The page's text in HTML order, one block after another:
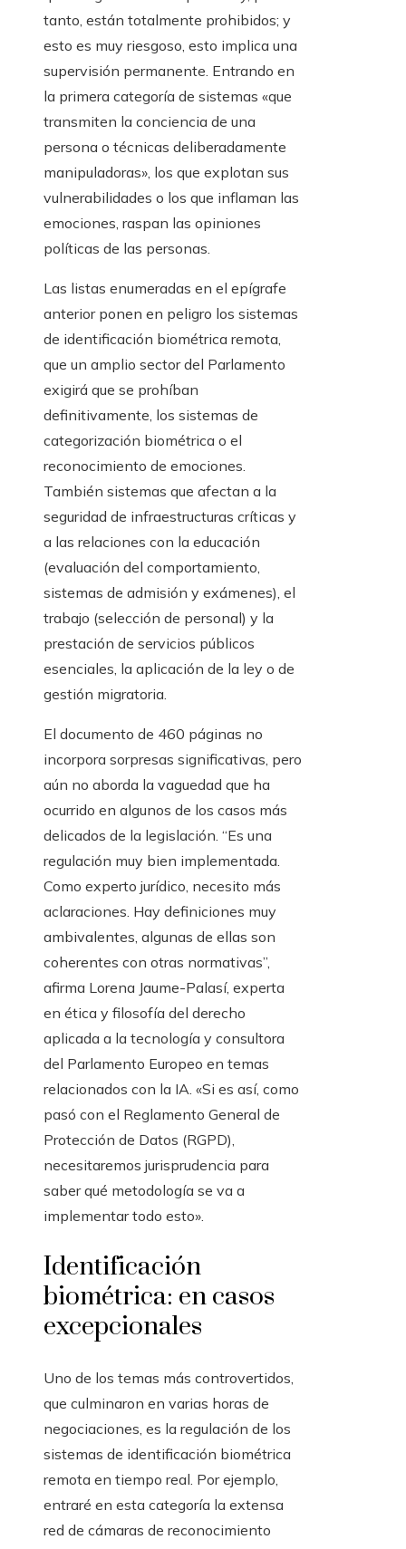
tanto, están totalmente prohibidos; y
esto es muy riesgoso, esto implica una
supervisión permanente. Entrando en
la primera categoría de sistemas «que
transmiten la conciencia de una
persona o técnicas deliberadamente
manipuladoras», los que explotan sus
vulnerabilidades o los que inflaman las
emociones, raspan las opiniones
políticas de las personas.
Las listas enumeradas en el epígrafe
anterior ponen en peligro los sistemas
de identificación biométrica remota,
que un amplio sector del Parlamento
exigirá que se prohíban
definitivamente, los sistemas de
categorización biométrica o el
reconocimiento de emociones.
También sistemas que afectan a la
seguridad de infraestructuras críticas y
a las relaciones con la educación
(evaluación del comportamiento,
sistemas de admisión y exámenes), el
trabajo (selección de personal) y la
prestación de servicios públicos
esenciales, la aplicación de la ley o de
gestión migratoria.
El documento de 460 páginas no
incorpora sorpresas significativas, pero
aún no aborda la vaguedad que ha
ocurrido en algunos de los casos más
delicados de la legislación. “Es una
regulación muy bien implementada.
Como experto jurídico, necesito más
aclaraciones. Hay definiciones muy
ambivalentes, algunas de ellas son
coherentes con otras normativas”,
afirma Lorena Jaume-Palasí, experta
en ética y filosofía del derecho
aplicada a la tecnología y consultora
del Parlamento Europeo en temas
relacionados con la IA. «Si es así, como
pasó con el Reglamento General de
Protección de Datos (RGPD),
necesitaremos jurisprudencia para
saber qué metodología se va a
implementar todo esto».
Identificación
biométrica: en casos
excepcionales
Uno de los temas más controvertidos,
que culminaron en varias horas de
negociaciones, es la regulación de los
sistemas de identificación biométrica
remota en tiempo real. Por ejemplo,
entraré en esta categoría la extensa
red de cámaras de reconocimiento